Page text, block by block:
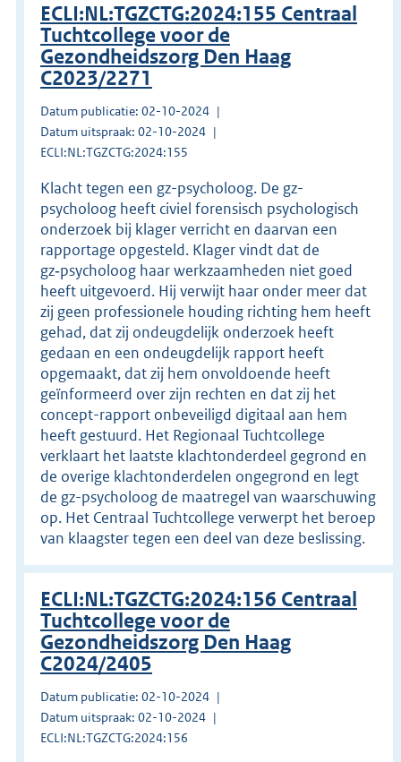
ECLI:NL:TGZCTG:2024:155 Centraal
Tuchtcollege voor de
Gezondheidszorg Den Haag
C2023/2271
Datum publicatie: 02-10-2024
Datum uitspraak: 02-10-2024
ECLI:NL:TGZCTG:2024:155
Klacht tegen een gz-psycholoog. De gz-
psycholoog heeft civiel forensisch psychologisch
onderzoek bij klager verricht en daarvan een
rapportage opgesteld. Klager vindt dat de
gz‑psycholoog haar werkzaamheden niet goed
heeft uitgevoerd. Hij verwijt haar onder meer dat
zij geen professionele houding richting hem heeft
gehad, dat zij ondeugdelijk onderzoek heeft
gedaan en een ondeugdelijk rapport heeft
opgemaakt, dat zij hem onvoldoende heeft
geïnformeerd over zijn rechten en dat zij het
concept-rapport onbeveiligd digitaal aan hem
heeft gestuurd. Het Regionaal Tuchtcollege
verklaart het laatste klachtonderdeel gegrond en
de overige klachtonderdelen ongegrond en legt
de gz-psycholoog de maatregel van waarschuwing
op. Het Centraal Tuchtcollege verwerpt het beroep
van klaagster tegen een deel van deze beslissing.
ECLI:NL:TGZCTG:2024:156 Centraal
Tuchtcollege voor de
Gezondheidszorg Den Haag
C2024/2405
Datum publicatie: 02-10-2024
Datum uitspraak: 02-10-2024
ECLI:NL:TGZCTG:2024:156